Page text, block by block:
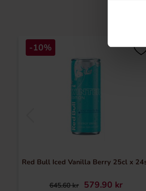
-10%
Red Bull Iced Vanilla Berry 25cl x
645.60 kr 579.90 kr